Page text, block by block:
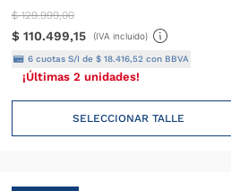
$ 129.999,00
$ 110.499,15 (IVA incluido)
6cuotas S/I de $ 18.416,52 con BBVA
¡Últimas 2 unidades!
SELECCIONAR TALLE